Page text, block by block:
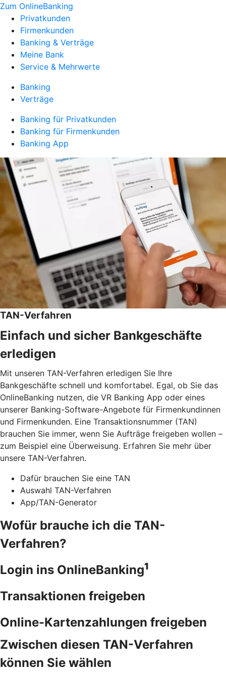
Zum OnlineBanking
Privatkunden
Firmenkunden
Banking & Verträge
Meine Bank
Service & Mehrwerte
Banking
Verträge
Banking für Privatkunden
Banking für Firmenkunden
Banking App
TAN-Verfahren
Einfach und sicher Bankgeschäfte
erledigen
Mit unseren TAN-Verfahren erledigen Sie Ihre
Bankgeschäfte schnell und komfortabel. Egal, ob Sie das
OnlineBanking nutzen, die VR Banking App oder eines
unserer Banking-Software-Angebote für Firmenkundinnen
und Firmenkunden. Eine Transaktionsnummer (TAN)
brauchen Sie immer, wenn Sie Aufträge freigeben wollen –
zum Beispiel eine Überweisung. Erfahren Sie mehr über
unsere TAN-Verfahren.
Dafür brauchen Sie eine TAN
Auswahl TAN-Verfahren
App/TAN-Generator
Wofür brauche ich die TAN-
Verfahren?
Login ins OnlineBanking1
Transaktionen freigeben
Online-Kartenzahlungen freigeben
Zwischen diesen TAN-Verfahren
können Sie wählen